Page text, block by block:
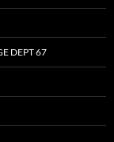
DEPT 67